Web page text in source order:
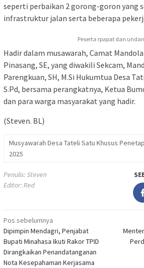
seperti perbaikan 2 gorong-goron yang
infrastruktur jalan serta beberapa
Peserta rpapat dan
Hadir dalam musawarah, Camat
Pinasang, SE, yang diwakili Sekcam,
Parengkuan, SH, M.Si Hukumtua Desa
S.Pd, bersama perangkatnya, Ketua
dan para warga masyarakat yang hadir.
(Steven. BL)
Musyawarah Desa Tateli Satu Khusus
2025
Penulis: Steven
Editor: Red
Navigasi
pos
Pos sebelumnya
Dipimpin Mendagri, Penjabat
Bupati Minahasa Ikuti Rakor TPID
Dirangkaikan Penandatanganan
Nota Kesepahaman Kerjasama